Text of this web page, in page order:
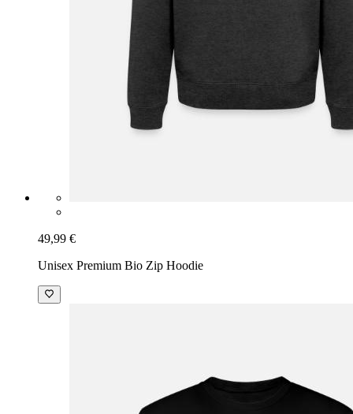
49,99 €
Unisex Premium Bio Zip Hoodie